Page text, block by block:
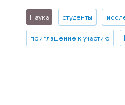
Наука студенты
приглашение к участию